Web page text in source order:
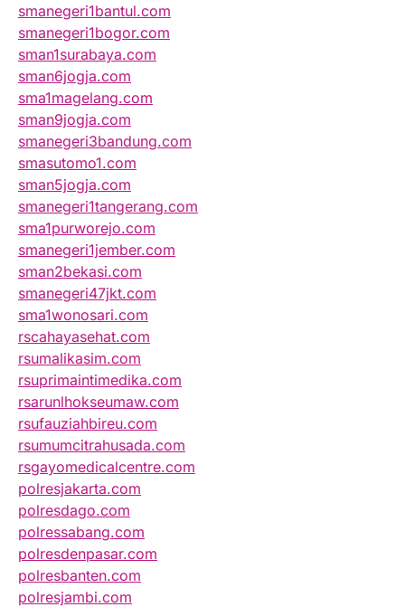
smanegeri1bantul.com
smanegeri1bogor.com
sman1surabaya.com
sman6jogja.com
sma1magelang.com
sman9jogja.com
smanegeri3bandung.com
smasutomo1.com
sman5jogja.com
smanegeri1tangerang.com
sma1purworejo.com
smanegeri1jember.com
sman2bekasi.com
smanegeri47jkt.com
sma1wonosari.com
rscahayasehat.com
rsumalikasim.com
rsuprimaintimedika.com
rsarunlhokseumaw.com
rsufauziahbireu.com
rsumumcitrahusada.com
rsgayomedicalcentre.com
polresjakarta.com
polresdago.com
polressabang.com
polresdenpasar.com
polresbanten.com
polresjambi.com